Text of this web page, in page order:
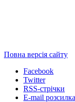
Повна версія сайту
Facebook
Twitter
RSS-стрічки
E-mail розсилка